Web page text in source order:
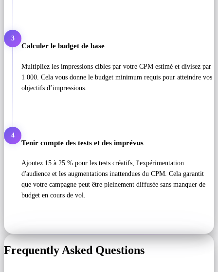
3
Calculer le budget de base
Multipliez les impressions cibles par votre CPM estimé et divisez par
1 000. Cela vous donne le budget minimum requis pour atteindre vos
objectifs d’impressions.
4
Tenir compte des tests et des imprévus
Ajoutez 15 à 25 % pour les tests créatifs, l'expérimentation
d'audience et les augmentations inattendues du CPM. Cela garantit
que votre campagne peut être pleinement diffusée sans manquer de
budget en cours de vol.
Frequently Asked Questions